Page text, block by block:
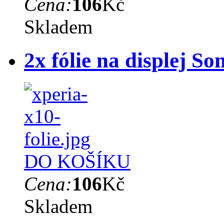
Cena:106Kč
Skladem
2x fólie na displej
DO KOŠÍKU
Cena:106Kč
Skladem